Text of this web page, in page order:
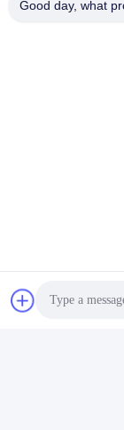
το Μεξικό, την
Good day, what